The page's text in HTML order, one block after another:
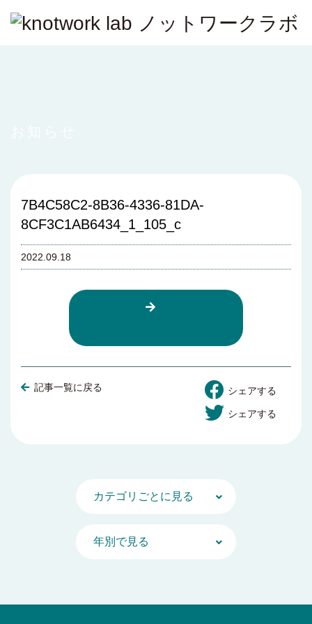
7B4C58C2-8B36-4336-81DA-
8CF3C1AB6434_1_105_c
2022.09.18
記事一覧に戻る シェアする
シェアする